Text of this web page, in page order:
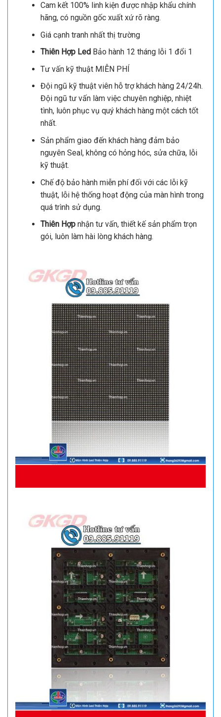
Cam kết 100% linh kiện được nhập khẩu chính
hãng, có nguồn gốc xuất xứ rõ ràng.
Giá cạnh tranh nhất thị trường
Thiên Hợp Led Bảo hành 12 tháng lỗi 1 đổi 1
Tư vấn kỹ thuật MIỄN PHÍ
Đội ngũ kỹ thuật viên hỗ trợ khách hàng 24/24h.
Đội ngũ tư vấn làm việc chuyên nghiệp, nhiệt
tình, luôn phục vụ quý khách hàng một cách tốt
nhất.
Sản phẩm giao đến khách hàng đảm bảo
nguyên Seal, không có hỏng hóc, sửa chữa, lỗi
kỹ thuật.
Chế độ bảo hành miễn phí đối với các lỗi kỹ
thuật, lỗi hệ thống hoạt động của màn hình trong
quá trình sử dụng.
Thiên Hợp nhận tư vấn, thiết kế sản phẩm trọn
gói, luôn làm hài lòng khách hàng.